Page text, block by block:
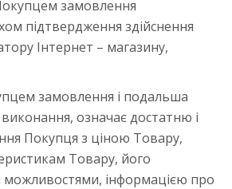
замовлення
підтвердження здійснення
Інтернет – магазину,
замовлення і подальша
означає достатню і
Покупця з ціною Товару,
Товару, його
інформацією про